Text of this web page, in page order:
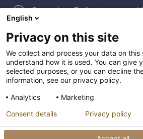
Postadresse:
Postboks 2944 Solli
0230 Oslo
+47 23 27 27 00
post@raederbing.no
English
Privacy on this site
We collect and process your data on
understand how it is used. You can give
selected purposes, or you can decline
information, see our privacy policy.
Analytics
Marketing
Consent details Privacy policy